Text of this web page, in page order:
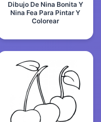
Dibujo De Nina Bonita Y
Nina Fea Para Pintar Y
Colorear